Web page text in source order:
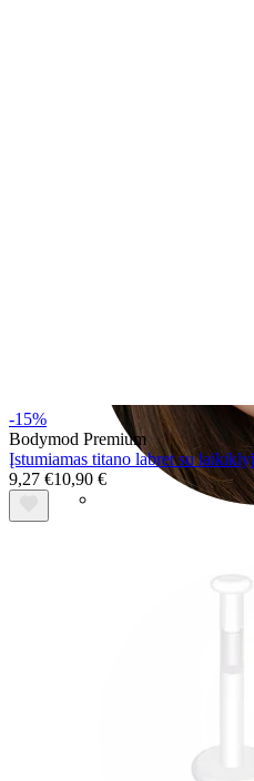
-15%
Bodymod Premium
Įstumiamas titano labret su
9,27 €10,90 €